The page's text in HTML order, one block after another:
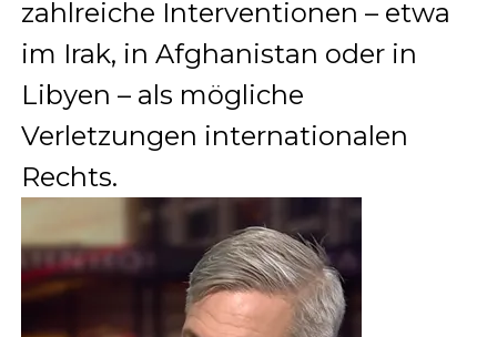
zahlreiche Interventionen – etwa
im Irak, in Afghanistan oder in
Libyen – als mögliche
Verletzungen internationalen
Rechts.